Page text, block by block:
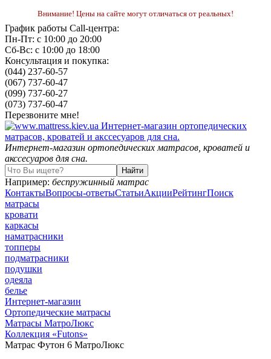
Внимание! Цены на сайте могут отличаться от реальных!
График работы Call-центра:
Пн-Пт: с 10:00 до 20:00
Сб-Вс: с 10:00 до 18:00
Консультация и покупка:
(044) 237-60-57
(067) 737-60-47
(099) 737-60-27
(073) 737-60-47
Перезвоните мне!
Интернет-магазин ортопедических матрасов, кроватей и
акссесуаров для сна.
Например: беспружинный матрас
КонтактыВопросы-ответыСтатьиАкцииРейтингПоиск
матрасы
кровати
каркасы
наматрасники
топперы
подматрасники
подушки
одеяла
белье
Интернет-магазин
Ортопедические матрасы
Матрасы МатроЛюкс
Коллекция «Futons»
Матрас Футон 6 МатроЛюкс